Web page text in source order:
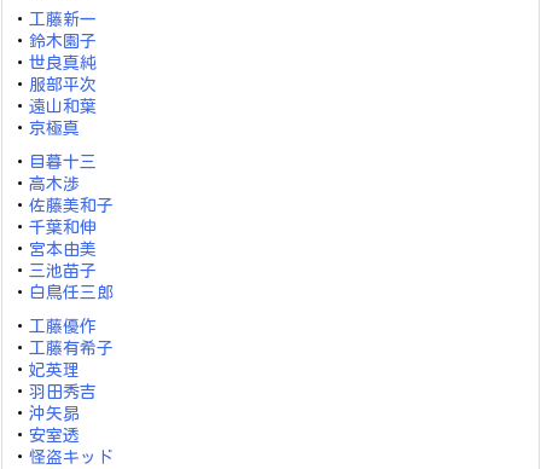
・ 工藤新一
・ 鈴木園子
・ 世良真純
・ 服部平次
・ 遠山和葉
・ 京極真
・ 目暮十三
・ 高木渉
・ 佐藤美和子
・ 千葉和伸
・ 宮本由美
・ 三池苗子
・ 白鳥任三郎
・ 工藤優作
・ 工藤有希子
・ 妃英理
・ 羽田秀吉
・ 沖矢昴
・ 安室透
・ 怪盗キッド